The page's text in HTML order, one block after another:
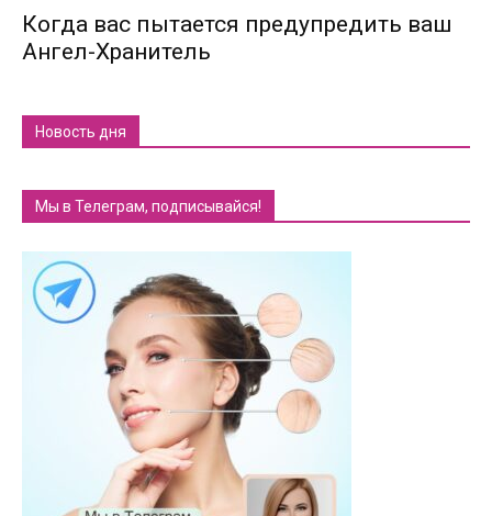
Когда вас пытается предупредить ваш
Ангел-Хранитель
Новость дня
Мы в Телеграм, подписывайся!